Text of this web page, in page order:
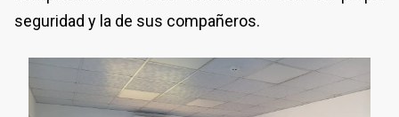
seguridad y la de sus compañeros.